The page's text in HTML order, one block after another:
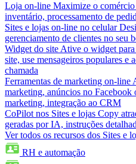
Loja on-line Maximize o
inventário, processamento de
Sites e lojas on-line no celular
gerenciamento de clientes no seu
Widget do site Ative o widget
site, use mensageiros populares e
chamada
Ferramentas de marketing on-line
marketing, anúncios no Facebook
marketing, integração ao CRM
CoPilot nos Sites e lojas Copy
geradas por IA, instruções
Ver todos os recursos dos Sites e
RH e automação